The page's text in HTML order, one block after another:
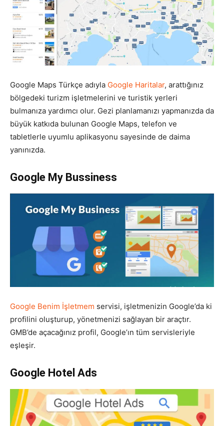
Google Maps Türkçe adıyla Google Haritalar, arattığınız
bölgedeki turizm işletmelerini ve turistik yerleri
bulmanıza yardımcı olur. Gezi planlamanızı yapmanızda da
büyük katkıda bulunan Google Maps, telefon ve
tabletlerle uyumlu aplikasyonu sayesinde de daima
yanınızda.
Google My Bussiness
Google Benim İşletmem servisi, işletmenizin Google’da ki
profilini oluşturup, yönetmenizi sağlayan bir araçtır.
GMB’de açacağınız profil, Google’ın tüm servisleriyle
eşleşir.
Google Hotel Ads